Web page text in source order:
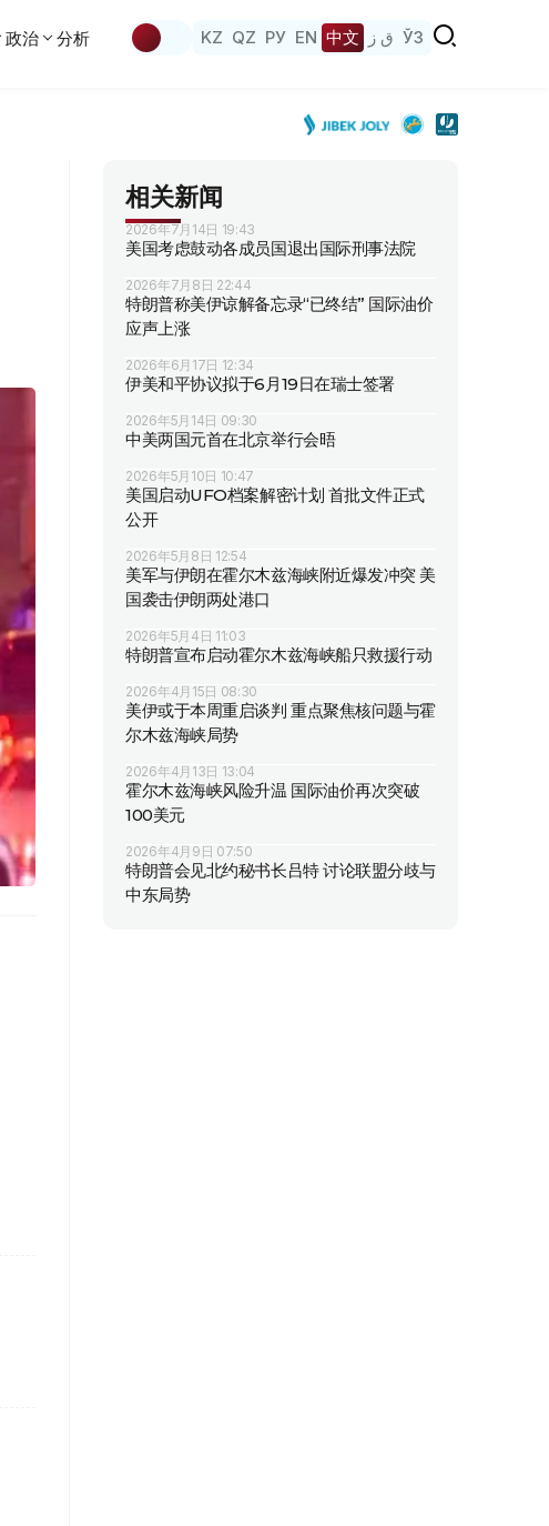
政治 分析 KZ QZ РУ EN 中文 ق ز ЎЗ
相关新闻
2026年7月14日 19:43
美国考虑鼓动各成员国退出国际刑事法院
2026年7月8日 22:44
特朗普称美伊谅解备忘录“已终结” 国际油价
应声上涨
2026年6月17日 12:34
伊美和平协议拟于6月19日在瑞士签署
2026年5月14日 09:30
中美两国元首在北京举行会晤
2026年5月10日 10:47
美国启动UFO档案解密计划 首批文件正式
公开
2026年5月8日 12:54
美军与伊朗在霍尔木兹海峡附近爆发冲突 美
国袭击伊朗两处港口
2026年5月4日 11:03
特朗普宣布启动霍尔木兹海峡船只救援行动
2026年4月15日 08:30
美伊或于本周重启谈判 重点聚焦核问题与霍
尔木兹海峡局势
2026年4月13日 13:04
霍尔木兹海峡风险升温 国际油价再次突破
100美元
2026年4月9日 07:50
特朗普会见北约秘书长吕特 讨论联盟分歧与
中东局势